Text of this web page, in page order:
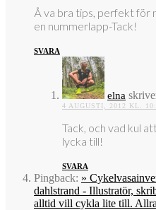
Å va bra tips, perfekt för
en nummerlapp-Tack!
SVARA
elna
4 AUGUSTI, 2012 KL.
Tack, och vad kul
lycka till!
SVARA
Pingback: »
dahlstrand - Illustratör,
alltid vill cykla lite till.